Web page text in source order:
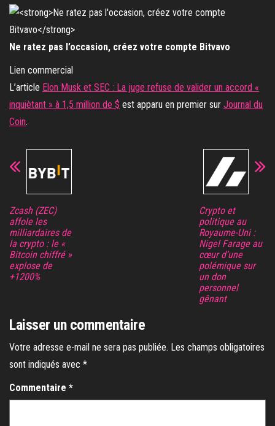
Ne ratez pas l’occasion, créez votre compte Bitvavo
Lien commercial
L’article Elon Musk et SEC : La juge refuse de valider un accord «
inquiètant » à 1,5 million de $ est apparu en premier sur Journal du
Coin.
Zcash (ZEC)
affole les
milliardaires de
la crypto : le «
Bitcoin chiffré »
explose de
+1200%
Crypto et
politique au
Royaume-Uni :
Nigel Farage au
cœur d’une
polémique sur
un don
personnel
gênant
Laisser un commentaire
Votre adresse e-mail ne sera pas publiée. Les champs obligatoires
sont indiqués avec *
Commentaire *